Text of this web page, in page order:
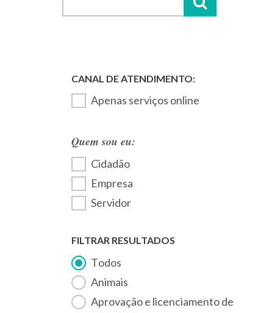
Apenas serviços online
Quem sou eu:
Cidadão
Empresa
Servidor
FILTRAR RESULTADOS
Todos
Animais
Aprovação e licenciamento de